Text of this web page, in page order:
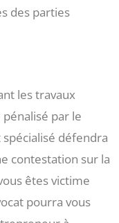
des parties
les travaux
par le
défendra
contestation sur la
êtes victime
pourra vous